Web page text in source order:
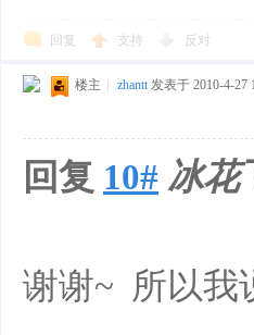
回复 支持 反对
楼主 zhantt 发表于 2010-4-27
回复 10# 冰花
谢谢~ 所以我